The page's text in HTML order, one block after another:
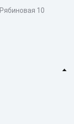
10